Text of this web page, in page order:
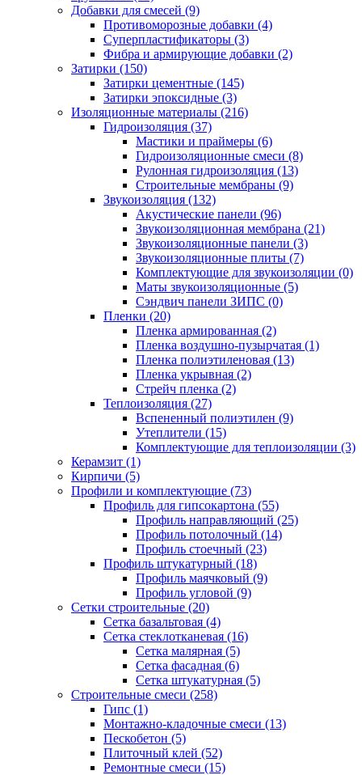
Добавки для смесей (9)
Противоморозные добавки (4)
Суперпластификаторы (3)
Фибра и армирующие добавки (2)
Затирки (150)
Затирки цементные (145)
Затирки эпоксидные (3)
Изоляционные материалы (216)
Гидроизоляция (37)
Мастики и праймеры (6)
Гидроизоляционные смеси (8)
Рулонная гидроизоляция (13)
Строительные мембраны (9)
Звукоизоляция (132)
Акустические панели (96)
Звукоизоляционная мембрана (21)
Звукоизоляционные панели (3)
Звукоизоляционные плиты (7)
Комплектующие для звукоизоляции (0)
Маты звукоизоляционные (5)
Сэндвич панели ЗИПС (0)
Пленки (20)
Пленка армированная (2)
Пленка воздушно-пузырчатая (1)
Пленка полиэтиленовая (13)
Пленка укрывная (2)
Стрейч пленка (2)
Теплоизоляция (27)
Вспененный полиэтилен (9)
Утеплители (15)
Комплектующие для теплоизоляции (3)
Керамзит (1)
Кирпичи (5)
Профили и комплектующие (73)
Профиль для гипсокартона (55)
Профиль направляющий (25)
Профиль потолочный (14)
Профиль стоечный (23)
Профиль штукатурный (18)
Профиль маячковый (9)
Профиль угловой (9)
Сетки строительные (20)
Сетка базальтовая (4)
Сетка стеклотканевая (16)
Сетка малярная (5)
Сетка фасадная (6)
Сетка штукатурная (5)
Строительные смеси (258)
Гипс (1)
Монтажно-кладочные смеси (13)
Пескобетон (5)
Плиточный клей (52)
Ремонтные смеси (15)